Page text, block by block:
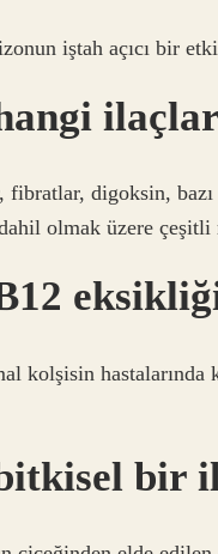
iştah açıcı bir
fibratlar, digoksin,
olmak üzere
kolşisin
bir